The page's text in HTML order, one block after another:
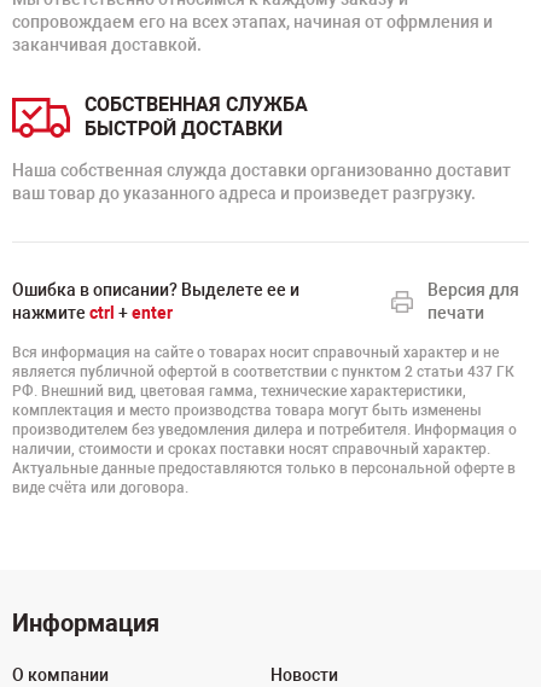
сопровождаем его на всех этапах, начиная от офрмления и
заканчивая доставкой.
СОБСТВЕННАЯ СЛУЖБА
БЫСТРОЙ ДОСТАВКИ
Наша собственная служда доставки организованно доставит
ваш товар до указанного адреса и произведет разгрузку.
Ошибка в описании? Выделете ее и
нажмите ctrl +enter
Версия для
печати
Вся информация на сайте о товарах носит справочный характер и не
является публичной офертой в соответствии с пунктом 2 статьи 437 ГК
РФ. Внешний вид, цветовая гамма, технические характеристики,
комплектация и место производства товара могут быть изменены
производителем без уведомления дилера и потребителя. Информация о
наличии, стоимости и сроках поставки носят справочный характер.
Актуальные данные предоставляются только в персональной оферте в
виде счёта или договора.
Информация
О компании
Новости